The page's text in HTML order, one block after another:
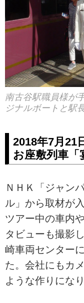
南古谷駅職員様が
ジナルボートと駅
2018年7月
お座敷列車「
ＮＨＫ「ジャ
ル」から取材が
ツアー中の車内
タビューも撮影
崎車両センター
た。会社にもカ
ような作りにな